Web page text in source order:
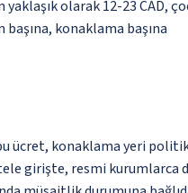
olarak 12-23 CAD,
konaklama başına
ücret, konaklama yeri
girişte, resmi